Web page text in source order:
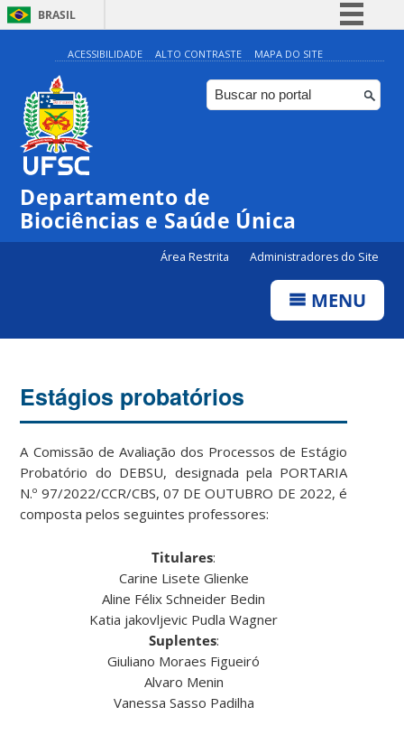
BRASIL
Simplifique!
Comunica BR
Participe
ACESSIBILIDADE ALTO CONTRASTE MAPA DO SITE
Departamento de
Biociências e Saúde Única
Área Restrita Administradores do Site
MENU
Estágios probatórios
A Comissão de Avaliação dos Processos de Estágio
Probatório do DEBSU, designada pela PORTARIA
N.º 97/2022/CCR/CBS, 07 DE OUTUBRO DE 2022, é
composta pelos seguintes professores:
Titulares:
Carine Lisete Glienke
Aline Félix Schneider Bedin
Katia jakovljevic Pudla Wagner
Suplentes:
Giuliano Moraes Figueiró
Alvaro Menin
Vanessa Sasso Padilha